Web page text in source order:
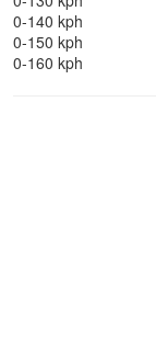
0-140 kph
0-150 kph
0-160 kph